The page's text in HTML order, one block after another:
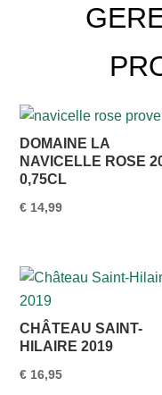
DOMAINE LA
NAVICELLE ROSE
0,75CL
€ 14,99
CHÂTEAU SAINT-
HILAIRE 2019
€ 16,95